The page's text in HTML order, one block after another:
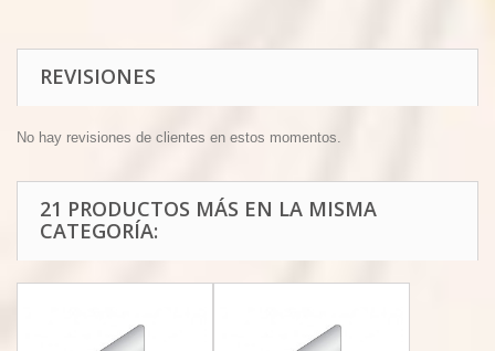
REVISIONES
No hay revisiones de clientes en estos momentos.
21 PRODUCTOS MÁS EN LA MISMA
CATEGORÍA: